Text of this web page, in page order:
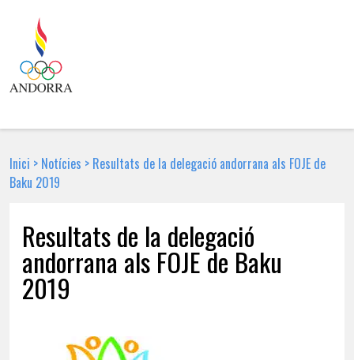
Inici > Notícies > Resultats de la delegació andorrana als FOJE de
Baku 2019
Resultats de la delegació
andorrana als FOJE de Baku
2019